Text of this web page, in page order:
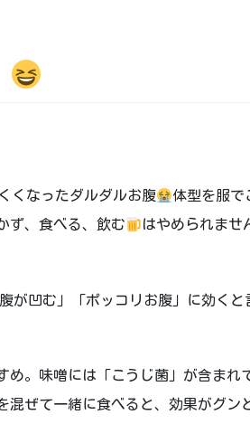
くなったダルダルお腹
体型を服で
ず、食べる、飲む
はやめられませ
が凹む」「ポッコリお腹」に効くと
め。味噌には「こうじ菌」が含まれ
混ぜて一緒に食べると、効果がグン